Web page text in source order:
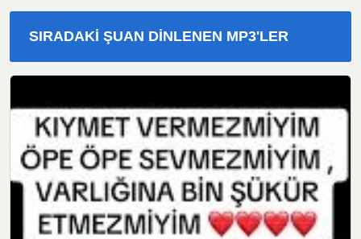
SIRADAKI ŞUAN DINLENEN MP3'LER